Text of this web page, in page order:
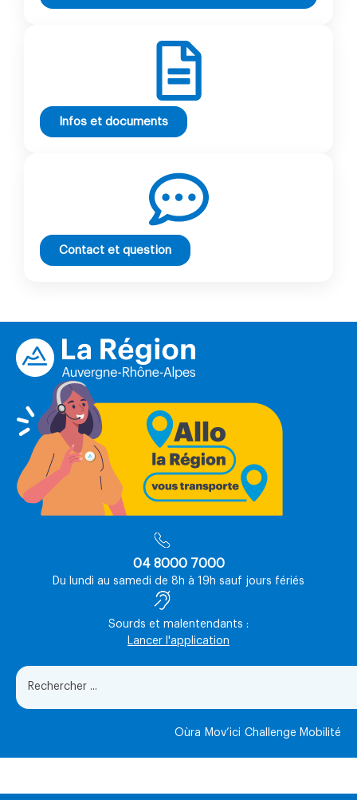
Infos et documents
Contact et question
04 8000 7000
Du lundi au samedi de 8h à 19h sauf jours fériés
Sourds et malentendants :
Lancer l'application
Oùra Mov’ici Challenge Mobilité